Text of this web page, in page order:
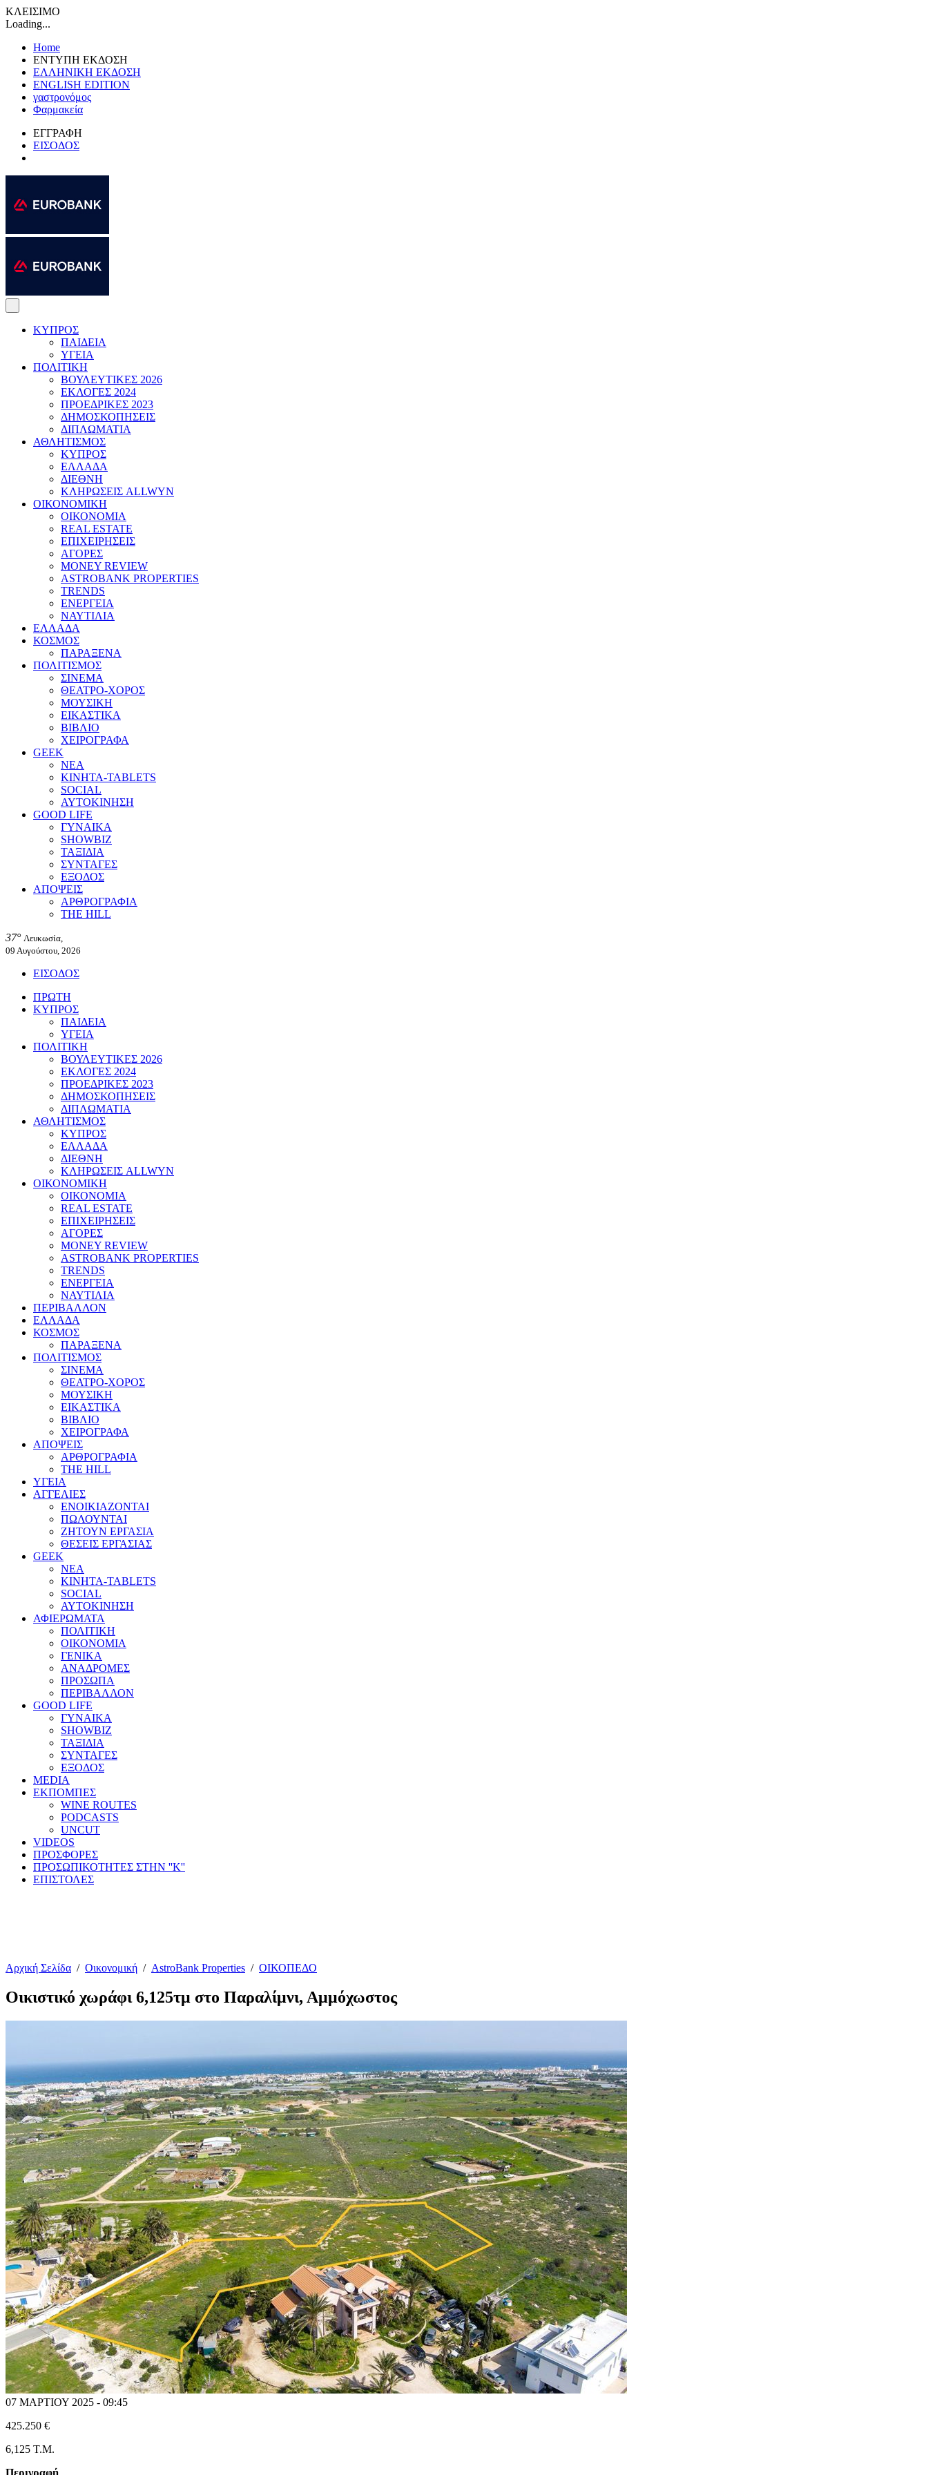
ΚΛΕΙΣΙΜΟ
Loading...
Home
ΕΝΤΥΠΗ ΕΚΔΟΣΗ
ΕΛΛΗΝΙΚΗ ΕΚΔΟΣΗ
ENGLISH EDITION
γαστρονόμος
Φαρμακεία
ΕΓΓΡΑΦΗ
ΕΙΣΟΔΟΣ
ΚΥΠΡΟΣ
ΠΑΙΔΕΙΑ
ΥΓΕΙΑ
ΠΟΛΙΤΙΚΗ
ΒΟΥΛΕΥΤΙΚΕΣ 2026
ΕΚΛΟΓΕΣ 2024
ΠΡΟΕΔΡΙΚΕΣ 2023
ΔΗΜΟΣΚΟΠΗΣΕΙΣ
ΔΙΠΛΩΜΑΤΙΑ
ΑΘΛΗΤΙΣΜΟΣ
ΚΥΠΡΟΣ
ΕΛΛΑΔΑ
ΔΙΕΘΝΗ
ΚΛΗΡΩΣΕΙΣ ALLWYN
ΟΙΚΟΝΟΜΙΚΗ
ΟΙΚΟΝΟΜΙΑ
REAL ESTATE
ΕΠΙΧΕΙΡΗΣΕΙΣ
ΑΓΟΡΕΣ
MONEY REVIEW
ASTROBANK PROPERTIES
TRENDS
ΕΝΕΡΓΕΙΑ
ΝΑΥΤΙΛΙΑ
ΕΛΛΑΔΑ
ΚΟΣΜΟΣ
ΠΑΡΑΞΕΝΑ
ΠΟΛΙΤΙΣΜΟΣ
ΣΙΝΕΜΑ
ΘΕΑΤΡΟ-ΧΟΡΟΣ
ΜΟΥΣΙΚΗ
ΕΙΚΑΣΤΙΚΑ
ΒΙΒΛΙΟ
ΧΕΙΡΟΓΡΑΦΑ
GEEK
ΝΕΑ
ΚΙΝΗΤΑ-TABLETS
SOCIAL
ΑΥΤΟΚΙΝΗΣΗ
GOOD LIFE
ΓΥΝΑΙΚΑ
SHOWBIZ
ΤΑΞΙΔΙΑ
ΣΥΝΤΑΓΕΣ
ΕΞΟΔΟΣ
ΑΠΟΨΕΙΣ
ΑΡΘΡΟΓΡΑΦΙΑ
THE HILL
37° Λευκωσία,
09 Αυγούστου, 2026
ΕΙΣΟΔΟΣ
ΠΡΩΤΗ
ΚΥΠΡΟΣ
ΠΑΙΔΕΙΑ
ΥΓΕΙΑ
ΠΟΛΙΤΙΚΗ
ΒΟΥΛΕΥΤΙΚΕΣ 2026
ΕΚΛΟΓΕΣ 2024
ΠΡΟΕΔΡΙΚΕΣ 2023
ΔΗΜΟΣΚΟΠΗΣΕΙΣ
ΔΙΠΛΩΜΑΤΙΑ
ΑΘΛΗΤΙΣΜΟΣ
ΚΥΠΡΟΣ
ΕΛΛΑΔΑ
ΔΙΕΘΝΗ
ΚΛΗΡΩΣΕΙΣ ALLWYN
ΟΙΚΟΝΟΜΙΚΗ
ΟΙΚΟΝΟΜΙΑ
REAL ESTATE
ΕΠΙΧΕΙΡΗΣΕΙΣ
ΑΓΟΡΕΣ
MONEY REVIEW
ASTROBANK PROPERTIES
TRENDS
ΕΝΕΡΓΕΙΑ
ΝΑΥΤΙΛΙΑ
ΠΕΡΙΒΑΛΛΟΝ
ΕΛΛΑΔΑ
ΚΟΣΜΟΣ
ΠΑΡΑΞΕΝΑ
ΠΟΛΙΤΙΣΜΟΣ
ΣΙΝΕΜΑ
ΘΕΑΤΡΟ-ΧΟΡΟΣ
ΜΟΥΣΙΚΗ
ΕΙΚΑΣΤΙΚΑ
ΒΙΒΛΙΟ
ΧΕΙΡΟΓΡΑΦΑ
ΑΠΟΨΕΙΣ
ΑΡΘΡΟΓΡΑΦΙΑ
THE HILL
ΥΓΕΙΑ
ΑΓΓΕΛΙΕΣ
ΕΝΟΙΚΙΑΖΟΝΤΑΙ
ΠΩΛΟΥΝΤΑΙ
ΖΗΤΟΥΝ ΕΡΓΑΣΙΑ
ΘΕΣΕΙΣ ΕΡΓΑΣΙΑΣ
GEEK
ΝΕΑ
ΚΙΝΗΤΑ-TABLETS
SOCIAL
ΑΥΤΟΚΙΝΗΣΗ
ΑΦΙΕΡΩΜΑΤΑ
ΠΟΛΙΤΙΚΗ
ΟΙΚΟΝΟΜΙΑ
ΓΕΝΙΚΑ
ΑΝΑΔΡΟΜΕΣ
ΠΡΟΣΩΠΑ
ΠΕΡΙΒΑΛΛΟΝ
GOOD LIFE
ΓΥΝΑΙΚΑ
SHOWBIZ
ΤΑΞΙΔΙΑ
ΣΥΝΤΑΓΕΣ
ΕΞΟΔΟΣ
MEDIA
ΕΚΠΟΜΠΕΣ
WINE ROUTES
PODCASTS
UNCUT
VIDEOS
ΠΡΟΣΦΟΡΕΣ
ΠΡΟΣΩΠΙΚΟΤΗΤΕΣ ΣΤΗΝ ''Κ''
ΕΠΙΣΤΟΛΕΣ
Αρχική Σελίδα / Οικονομική / AstroBank Properties / ΟΙΚΟΠΕΔΟ
Οικιστικό χωράφι 6,125τμ στο Παραλίμνι, Αμμόχωστος
07 ΜΑΡΤΙΟΥ 2025 - 09:45
425.250 €
6,125 T.M.
Περιγραφή